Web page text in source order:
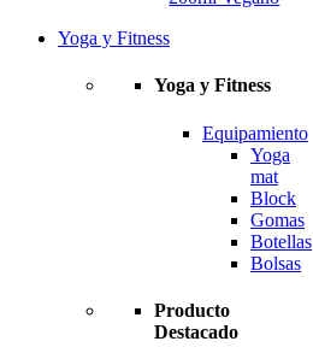
Yoga y Fitness
Yoga y Fitness
Equipamiento
Yoga
mat
Block
Gomas
Botellas
Bolsas
Producto
Destacado